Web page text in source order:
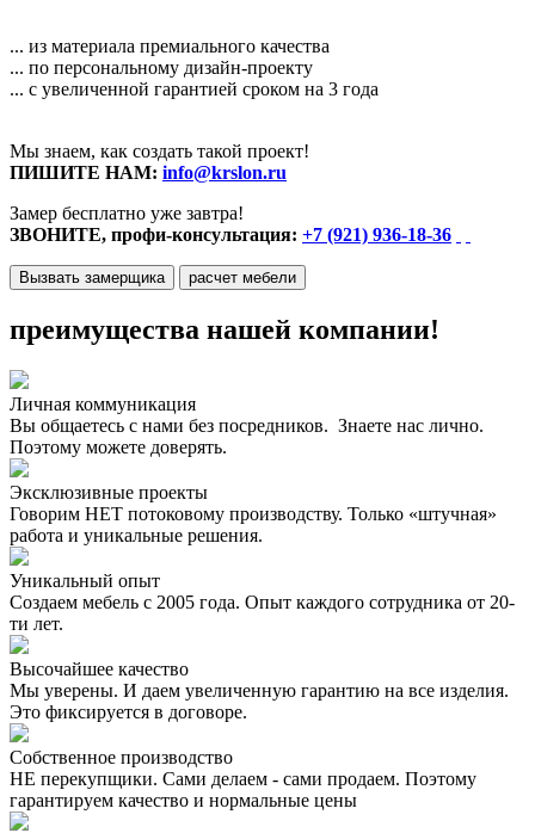
... из материала премиального качества
... по персональному дизайн-проекту
... с увеличенной гарантией сроком на 3 года
Мы знаем, как создать такой проект!
ПИШИТЕ НАМ: info@krslon.ru
Замер бесплатно уже завтра!
ЗВОНИТЕ, профи-консультация: +7 (921) 936-18-36
Вызвать замерщика расчет мебели
преимущества нашей компании!
Личная коммуникация
Вы общаетесь с нами без посредников. Знаете нас лично.
Поэтому можете доверять.
Эксклюзивные проекты
Говорим НЕТ потоковому производству. Только «штучная»
работа и уникальные решения.
Уникальный опыт
Создаем мебель с 2005 года. Опыт каждого сотрудника от 20-
ти лет.
Высочайшее качество
Мы уверены. И даем увеличенную гарантию на все изделия.
Это фиксируется в договоре.
Собственное производство
НЕ перекупщики. Сами делаем - сами продаем. Поэтому
гарантируем качество и нормальные цены